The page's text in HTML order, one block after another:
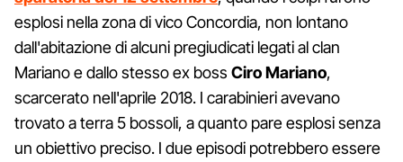
esplosi nella zona di vico Concordia, non lontano
dall'abitazione di alcuni pregiudicati legati al clan
Mariano e dallo stesso ex boss Ciro Mariano,
scarcerato nell'aprile 2018. I carabinieri avevano
trovato a terra 5 bossoli, a quanto pare esplosi senza
un obiettivo preciso. I due episodi potrebbero essere